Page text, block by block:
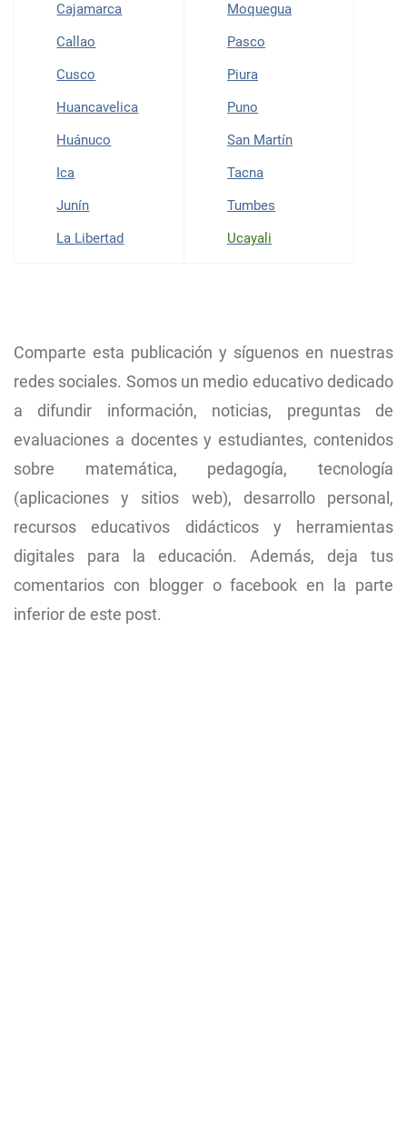
Cajamarca
Callao
Cusco
Huancavelica
Huánuco
Ica
Junín
La Libertad
Moquegua
Pasco
Piura
Puno
San Martín
Tacna
Tumbes
Ucayali
Comparte esta publicación y síguenos en nuestras
redes sociales. Somos un medio educativo dedicado
a difundir información, noticias, preguntas de
evaluaciones a docentes y estudiantes, contenidos
sobre matemática, pedagogía, tecnología
(aplicaciones y sitios web), desarrollo personal,
recursos educativos didácticos y herramientas
digitales para la educación. Además, deja tus
comentarios con blogger o facebook en la parte
inferior de este post.